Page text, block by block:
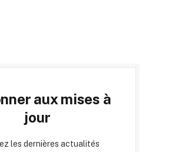
aux mises à
jour
les dernières actualités